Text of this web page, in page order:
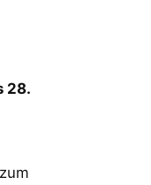
28.